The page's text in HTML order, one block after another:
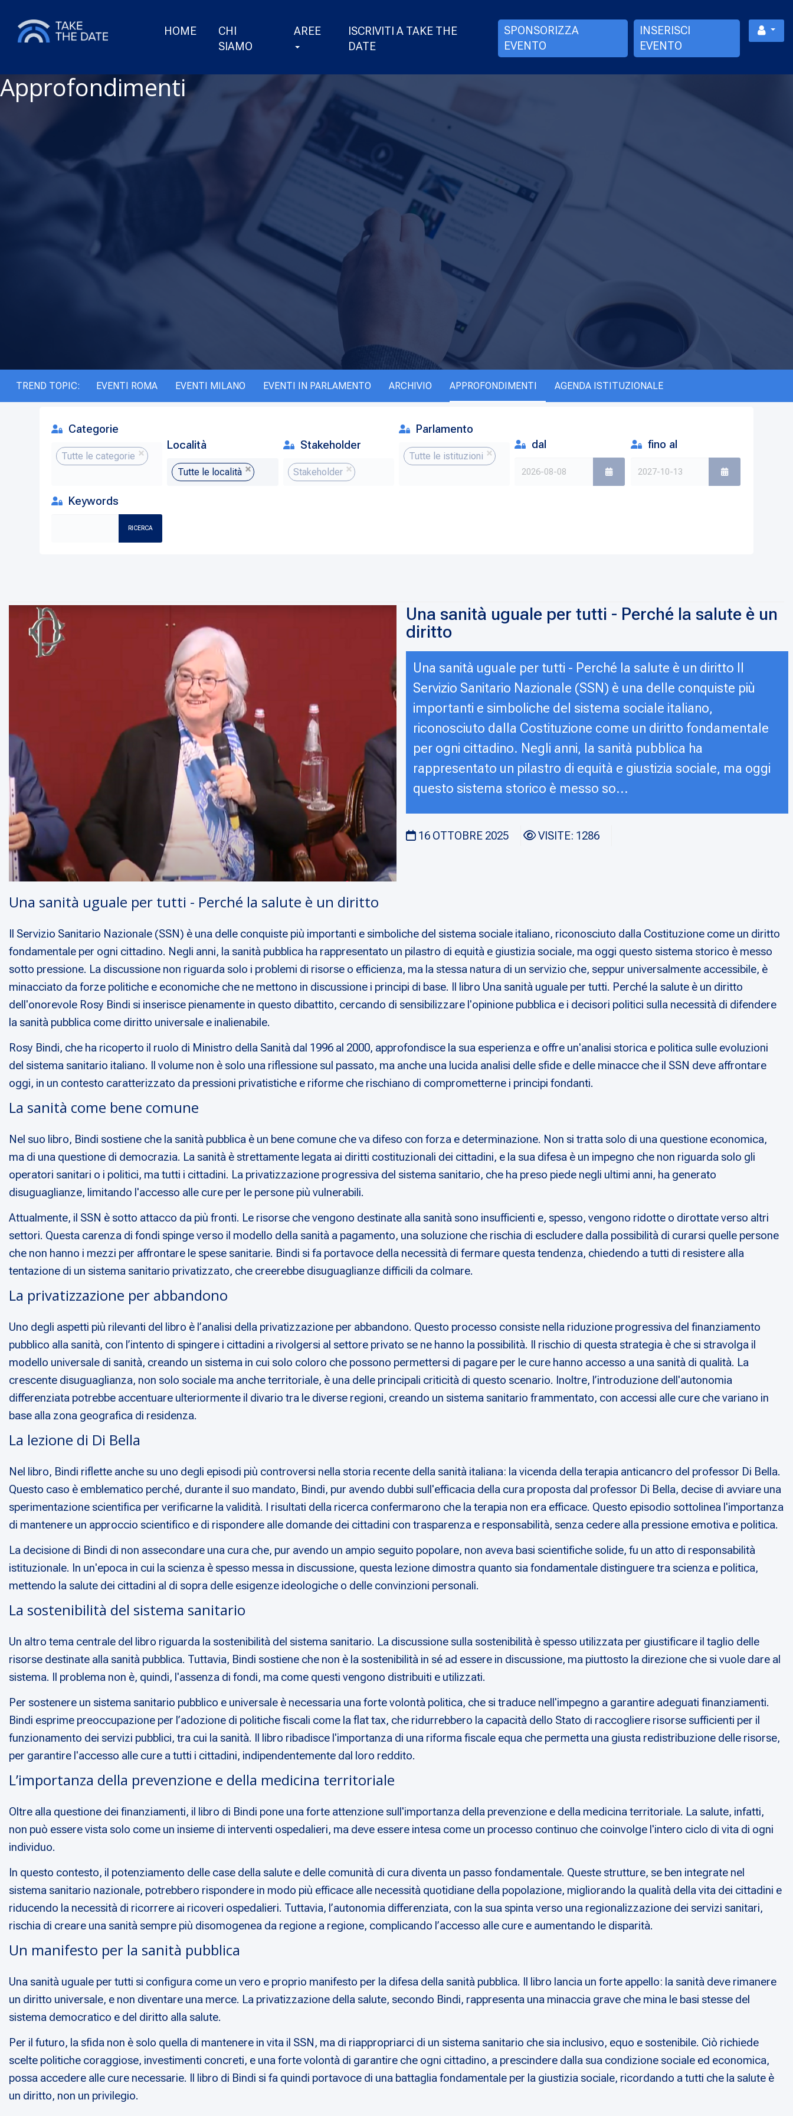
HOME
CHI
SIAMO
AREE
ISCRIVITI A TAKE THE
DATE
SPONSORIZZA
EVENTO
INSERISCI
EVENTO
Approfondimenti
TREND TOPIC: EVENTI ROMA EVENTI MILANO EVENTI IN PARLAMENTO ARCHIVIO APPROFONDIMENTI AGENDA ISTITUZIONALE
Categorie
Tutte le categorie
Località
Tutte le località
Stakeholder
Stakeholder
Parlamento
Tutte le istituzioni
dal fino al
Keywords
RICERCA
Una sanità uguale per tutti - Perché la salute è un
diritto
Una sanità uguale per tutti - Perché la salute è un diritto Il
Servizio Sanitario Nazionale (SSN) è una delle conquiste più
importanti e simboliche del sistema sociale italiano,
riconosciuto dalla Costituzione come un diritto fondamentale
per ogni cittadino. Negli anni, la sanità pubblica ha
rappresentato un pilastro di equità e giustizia sociale, ma oggi
questo sistema storico è messo so...
16 OTTOBRE 2025 VISITE: 1286
Una sanità uguale per tutti - Perché la salute è un diritto
Il Servizio Sanitario Nazionale (SSN) è una delle conquiste più importanti e simboliche del sistema sociale italiano, riconosciuto dalla Costituzione come un diritto
fondamentale per ogni cittadino. Negli anni, la sanità pubblica ha rappresentato un pilastro di equità e giustizia sociale, ma oggi questo sistema storico è messo
sotto pressione. La discussione non riguarda solo i problemi di risorse o efficienza, ma la stessa natura di un servizio che, seppur universalmente accessibile, è
minacciato da forze politiche e economiche che ne mettono in discussione i principi di base. Il libro Una sanità uguale per tutti. Perché la salute è un diritto
dell'onorevole Rosy Bindi si inserisce pienamente in questo dibattito, cercando di sensibilizzare l'opinione pubblica e i decisori politici sulla necessità di difendere
la sanità pubblica come diritto universale e inalienabile.
Rosy Bindi, che ha ricoperto il ruolo di Ministro della Sanità dal 1996 al 2000, approfondisce la sua esperienza e offre un'analisi storica e politica sulle evoluzioni
del sistema sanitario italiano. Il volume non è solo una riflessione sul passato, ma anche una lucida analisi delle sfide e delle minacce che il SSN deve affrontare
oggi, in un contesto caratterizzato da pressioni privatistiche e riforme che rischiano di comprometterne i principi fondanti.
La sanità come bene comune
Nel suo libro, Bindi sostiene che la sanità pubblica è un bene comune che va difeso con forza e determinazione. Non si tratta solo di una questione economica,
ma di una questione di democrazia. La sanità è strettamente legata ai diritti costituzionali dei cittadini, e la sua difesa è un impegno che non riguarda solo gli
operatori sanitari o i politici, ma tutti i cittadini. La privatizzazione progressiva del sistema sanitario, che ha preso piede negli ultimi anni, ha generato
disuguaglianze, limitando l'accesso alle cure per le persone più vulnerabili.
Attualmente, il SSN è sotto attacco da più fronti. Le risorse che vengono destinate alla sanità sono insufficienti e, spesso, vengono ridotte o dirottate verso altri
settori. Questa carenza di fondi spinge verso il modello della sanità a pagamento, una soluzione che rischia di escludere dalla possibilità di curarsi quelle persone
che non hanno i mezzi per affrontare le spese sanitarie. Bindi si fa portavoce della necessità di fermare questa tendenza, chiedendo a tutti di resistere alla
tentazione di un sistema sanitario privatizzato, che creerebbe disuguaglianze difficili da colmare.
La privatizzazione per abbandono
Uno degli aspetti più rilevanti del libro è l’analisi della privatizzazione per abbandono. Questo processo consiste nella riduzione progressiva del finanziamento
pubblico alla sanità, con l’intento di spingere i cittadini a rivolgersi al settore privato se ne hanno la possibilità. Il rischio di questa strategia è che si stravolga il
modello universale di sanità, creando un sistema in cui solo coloro che possono permettersi di pagare per le cure hanno accesso a una sanità di qualità. La
crescente disuguaglianza, non solo sociale ma anche territoriale, è una delle principali criticità di questo scenario. Inoltre, l’introduzione dell'autonomia
differenziata potrebbe accentuare ulteriormente il divario tra le diverse regioni, creando un sistema sanitario frammentato, con accessi alle cure che variano in
base alla zona geografica di residenza.
La lezione di Di Bella
Nel libro, Bindi riflette anche su uno degli episodi più controversi nella storia recente della sanità italiana: la vicenda della terapia anticancro del professor Di Bella.
Questo caso è emblematico perché, durante il suo mandato, Bindi, pur avendo dubbi sull'efficacia della cura proposta dal professor Di Bella, decise di avviare una
sperimentazione scientifica per verificarne la validità. I risultati della ricerca confermarono che la terapia non era efficace. Questo episodio sottolinea l'importanza
di mantenere un approccio scientifico e di rispondere alle domande dei cittadini con trasparenza e responsabilità, senza cedere alla pressione emotiva e politica.
La decisione di Bindi di non assecondare una cura che, pur avendo un ampio seguito popolare, non aveva basi scientifiche solide, fu un atto di responsabilità
istituzionale. In un'epoca in cui la scienza è spesso messa in discussione, questa lezione dimostra quanto sia fondamentale distinguere tra scienza e politica,
mettendo la salute dei cittadini al di sopra delle esigenze ideologiche o delle convinzioni personali.
La sostenibilità del sistema sanitario
Un altro tema centrale del libro riguarda la sostenibilità del sistema sanitario. La discussione sulla sostenibilità è spesso utilizzata per giustificare il taglio delle
risorse destinate alla sanità pubblica. Tuttavia, Bindi sostiene che non è la sostenibilità in sé ad essere in discussione, ma piuttosto la direzione che si vuole dare al
sistema. Il problema non è, quindi, l'assenza di fondi, ma come questi vengono distribuiti e utilizzati.
Per sostenere un sistema sanitario pubblico e universale è necessaria una forte volontà politica, che si traduce nell'impegno a garantire adeguati finanziamenti.
Bindi esprime preoccupazione per l’adozione di politiche fiscali come la flat tax, che ridurrebbero la capacità dello Stato di raccogliere risorse sufficienti per il
funzionamento dei servizi pubblici, tra cui la sanità. Il libro ribadisce l'importanza di una riforma fiscale equa che permetta una giusta redistribuzione delle risorse,
per garantire l'accesso alle cure a tutti i cittadini, indipendentemente dal loro reddito.
L’importanza della prevenzione e della medicina territoriale
Oltre alla questione dei finanziamenti, il libro di Bindi pone una forte attenzione sull'importanza della prevenzione e della medicina territoriale. La salute, infatti,
non può essere vista solo come un insieme di interventi ospedalieri, ma deve essere intesa come un processo continuo che coinvolge l'intero ciclo di vita di ogni
individuo.
In questo contesto, il potenziamento delle case della salute e delle comunità di cura diventa un passo fondamentale. Queste strutture, se ben integrate nel
sistema sanitario nazionale, potrebbero rispondere in modo più efficace alle necessità quotidiane della popolazione, migliorando la qualità della vita dei cittadini e
riducendo la necessità di ricorrere ai ricoveri ospedalieri. Tuttavia, l’autonomia differenziata, con la sua spinta verso una regionalizzazione dei servizi sanitari,
rischia di creare una sanità sempre più disomogenea da regione a regione, complicando l’accesso alle cure e aumentando le disparità.
Un manifesto per la sanità pubblica
Una sanità uguale per tutti si configura come un vero e proprio manifesto per la difesa della sanità pubblica. Il libro lancia un forte appello: la sanità deve rimanere
un diritto universale, e non diventare una merce. La privatizzazione della salute, secondo Bindi, rappresenta una minaccia grave che mina le basi stesse del
sistema democratico e del diritto alla salute.
Per il futuro, la sfida non è solo quella di mantenere in vita il SSN, ma di riappropriarci di un sistema sanitario che sia inclusivo, equo e sostenibile. Ciò richiede
scelte politiche coraggiose, investimenti concreti, e una forte volontà di garantire che ogni cittadino, a prescindere dalla sua condizione sociale ed economica,
possa accedere alle cure necessarie. Il libro di Bindi si fa quindi portavoce di una battaglia fondamentale per la giustizia sociale, ricordando a tutti che la salute è
un diritto, non un privilegio.